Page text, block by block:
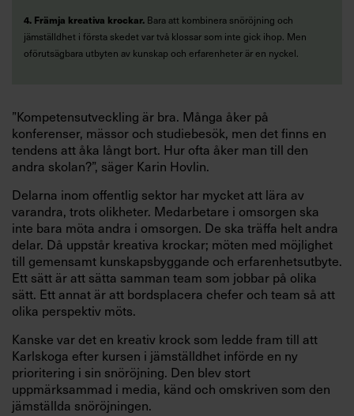
4. Främja kreativa krockar. Bara att kombinera snöröjning och
jämställdhet i första skedet var två klossar som inte gick ihop. Men
oförutsägbara utbyten av kunskap och erfarenheter är en nyckel.
”Kompetensutveckling är bra. Många åker på
konferenser, mässor och studiebesök, men det finns en
tendens att åka långt bort. Hur ofta åker man till den
andra skolan?”, säger Karin Hovlin.
Delarna inom offentlig sektor har mycket att lära av
varandra, trots olikheter. Medarbetare i omsorgen ska
inte bara möta andra i omsorgen. De ska träffa helt andra
delar. Då uppstår kreativa krockar; möten med möjlighet
till gemensamt kunskapsbyggande och erfarenhetsutbyte.
Ett sätt är att sätta samman team som jobbar på olika
sätt. Ett annat är att bordsplacera chefer och team så att
olika perspektiv möts.
Kanske var det en kreativ krock som ledde fram till att
Karlskoga efter kursen i jämställdhet införde en ny
prioritering i sin snöröjning. Den blev stort
uppmärksammad i media, känd och omskriven som den
jämställda snöröjningen.